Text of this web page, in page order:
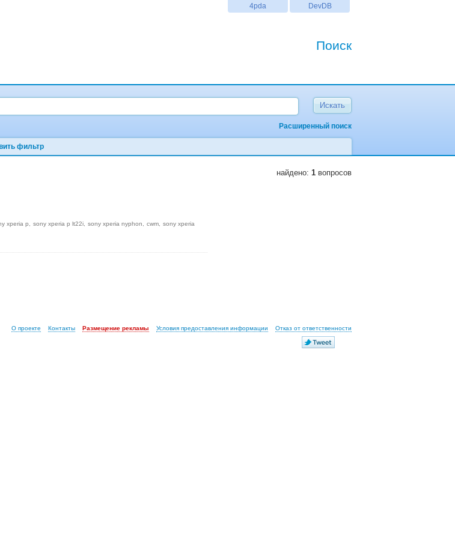
DevDB
4pda
Поиск
Расширенный поиск
фильтр
найдено: 1 вопросов
xperia p sony xperia p lt22i sony xperia nyphon cwm
sony xperia
О проекте Контакты Размещение рекламы Условия предоставления информации Отказ от ответственности